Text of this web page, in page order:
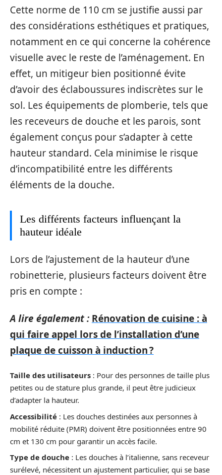
Cette norme de 110 cm se justifie aussi par
des considérations esthétiques et pratiques,
notamment en ce qui concerne la cohérence
visuelle avec le reste de l’aménagement. En
effet, un mitigeur bien positionné évite
d’avoir des éclaboussures indiscrètes sur le
sol. Les équipements de plomberie, tels que
les receveurs de douche et les parois, sont
également conçus pour s’adapter à cette
hauteur standard. Cela minimise le risque
d’incompatibilité entre les différents
éléments de la douche.
Les différents facteurs influençant la
hauteur idéale
Lors de l’ajustement de la hauteur d’une
robinetterie, plusieurs facteurs doivent être
pris en compte :
A lire également : Rénovation de cuisine : à
qui faire appel lors de l’installation d’une
plaque de cuisson à induction ?
Taille des utilisateurs : Pour des personnes de taille plus
petites ou de stature plus grande, il peut être judicieux
d’adapter la hauteur.
Accessibilité : Les douches destinées aux personnes à
mobilité réduite (PMR) doivent être positionnées entre 90
cm et 130 cm pour garantir un accès facile.
Type de douche : Les douches à l’italienne, sans receveur
surélevé, nécessitent un ajustement particulier, qui se base